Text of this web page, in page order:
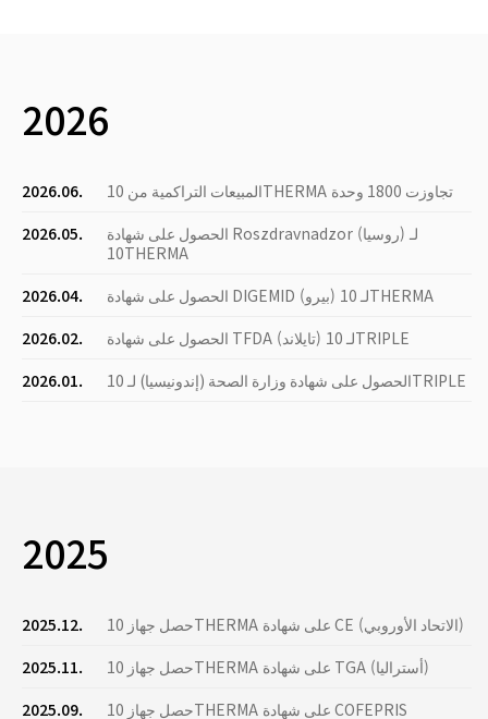
2026
2026.06.
المبيعات التراكمية من 10THERMA تجاوزت 1800 وحدة
2026.05.
الحصول على شهادة Roszdravnadzor (روسيا) لـ
10THERMA
2026.04.
الحصول على شهادة DIGEMID (بيرو) لـ 10THERMA
2026.02.
الحصول على شهادة TFDA (تايلاند) لـ 10TRIPLE
2026.01.
الحصول على شهادة وزارة الصحة (إندونيسيا) لـ 10TRIPLE
2025
2025.12.
حصل جهاز 10THERMA على شهادة CE (الاتحاد الأوروبي)
2025.11.
حصل جهاز 10THERMA على شهادة TGA (أستراليا)
2025.09.
حصل جهاز 10THERMA على شهادة COFEPRIS